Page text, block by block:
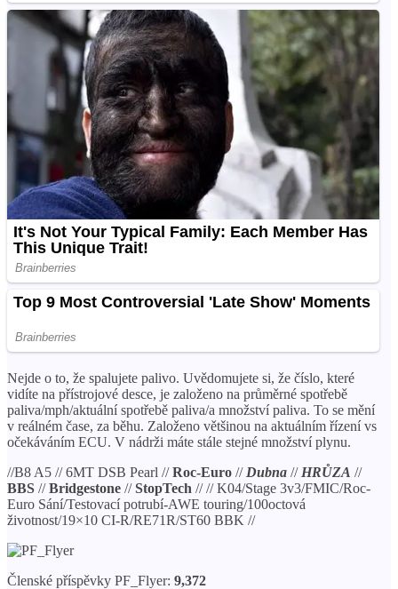
Nejde o to, že spalujete palivo. Uvědomujete si, že číslo, které
vidíte na přístrojové desce, je založeno na průměrné spotřebě
paliva/mph/aktuální spotřebě paliva/a množství paliva. To se mění
v reálném čase, za běhu. Založeno většinou na aktuálním řízení vs
očekáváním ECU. V nádrži máte stále stejné množství plynu.
//B8 A5 // 6MT DSB Pearl //Roc-Euro // Dubna // HRŮZA //
BBS //Bridgestone //StopTech // // K04/Stage 3v3/FMIC/Roc-
Euro Sání/Testovací potrubí-AWE touring/100octová
životnost/19×10 CI-R/RE71R/ST60 BBK //
Členské příspěvky PF_Flyer: 9,372